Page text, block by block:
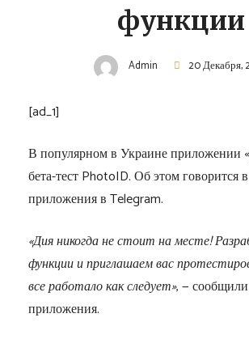
функции
Admin 20 Декабря,
[ad_1]
В популярном в Украине приложении
бета-тест PhotoID. Об этом говорится
приложения в Telegram.
«Дия никогда не стоит на месте!
функции и приглашаем вас
все работало как следует», —
приложения.